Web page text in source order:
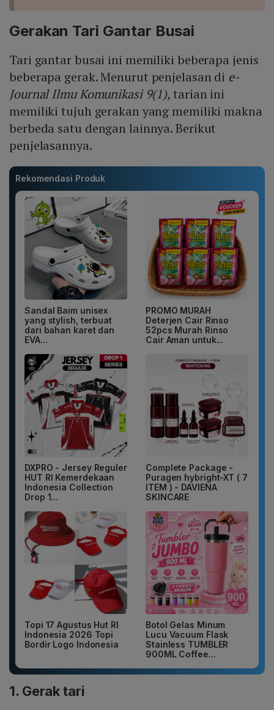
Gerakan Tari Gantar Busai
Tari gantar busai ini memiliki beberapa jenis
beberapa gerak. Menurut penjelasan di e-
Journal Ilmu Komunikasi 9(1),tarian ini
memiliki tujuh gerakan yang memiliki makna
berbeda satu dengan lainnya. Berikut
penjelasannya.
Rekomendasi Produk
Sandal Baim unisex
yang stylish, terbuat
dari bahan karet dan
EVA...
PROMO MURAH
Deterjen Cair Rinso
52pcs Murah Rinso
Cair Aman untuk...
DXPRO - Jersey Reguler
HUT RI Kemerdekaan
Indonesia Collection
Drop 1...
Complete Package -
Puragen hybright-XT ( 7
ITEM ) - DAVIENA
SKINCARE
Topi 17 Agustus Hut RI
Indonesia 2026 Topi
Bordir Logo Indonesia
Botol Gelas Minum
Lucu Vacuum Flask
Stainless TUMBLER
900ML Coffee...
1. Gerak tari